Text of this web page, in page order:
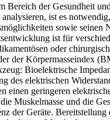
Bereich der Gesundheit
ist es
sowie seinen
ist für
oder
der Körpermasseindex
Bioelektrische
elektrischen
geringeren
Muskelmasse und die
der Geräte. Bereitstellung